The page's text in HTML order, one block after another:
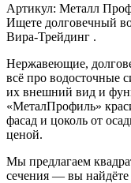
Артикул: Металл
Ищете долговечный
Вира-Трейдинг .
Нержавеющие,
всё про водосточные
их внешний вид и
«МеталПрофиль»
фасад и цоколь от
ценой.
Мы предлагаем
сечения ― вы найдёте